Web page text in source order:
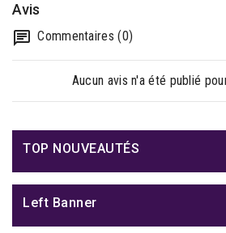
Avis
Commentaires (0)
Aucun avis n'a été publié
TOP NOUVEAUTÉS
Left Banner